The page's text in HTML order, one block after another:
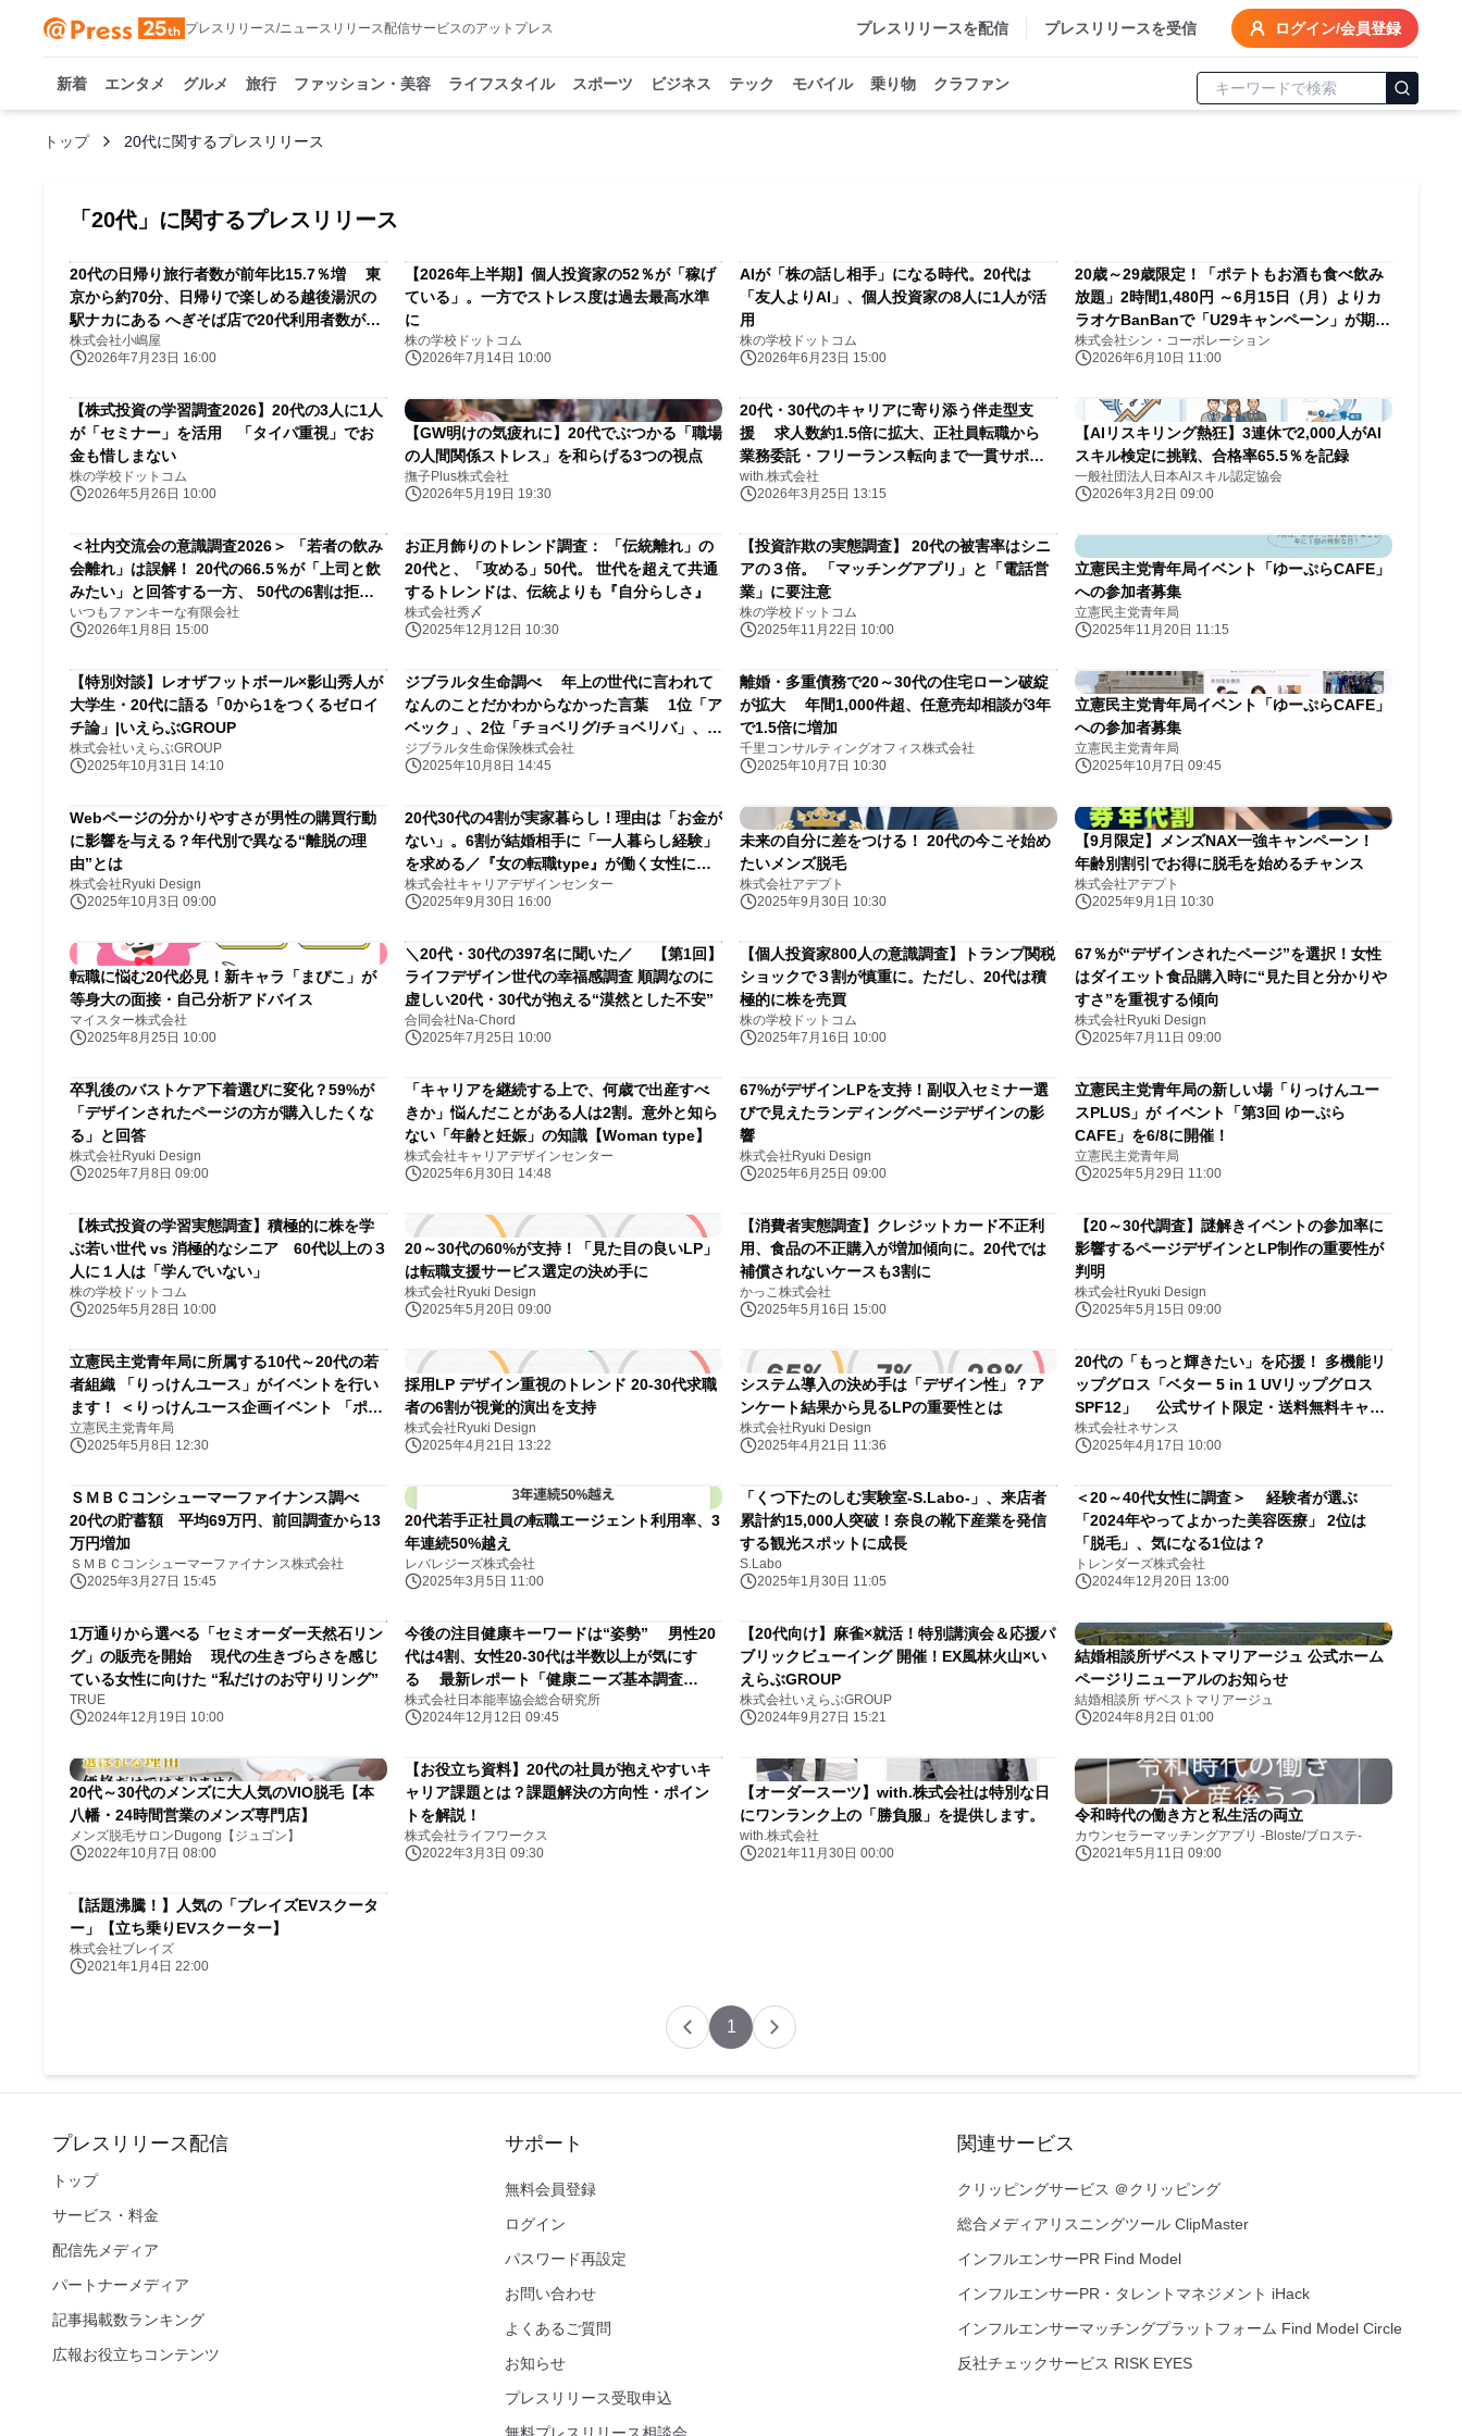
プレスリリース/ニュースリリース配信サービスのアットプレス プレスリリースを配信 プレスリリースを受信 ログイン/会員登録
新着 エンタメ グルメ 旅行 ファッション・美容 ライフスタイル スポーツ ビジネス テック モバイル 乗り物 クラファン
トップ 20代に関するプレスリリース
「 20代 」に関するプレスリリース
20代の日帰り旅行者数が前年比15.7％増 東
京から約70分、日帰りで楽しめる越後湯沢の
駅ナカにある へぎそば店で20代利用者数が前
年同月比222％に増加
株式会社小嶋屋
2026年7月23日 16:00
【2026年上半期】個人投資家の52％が「稼げ
ている」。一方でストレス度は過去最高水準
に
株の学校ドットコム
2026年7月14日 10:00
AIが「株の話し相手」になる時代。20代は
「友人よりAI」、個人投資家の8人に1人が活
用
株の学校ドットコム
2026年6月23日 15:00
20歳～29歳限定！「ポテトもお酒も食べ飲み
放題」2時間1,480円 ～6月15日（月）よりカ
ラオケBanBanで「U29キャンペーン」が期間
限定でスタート～
株式会社シン・コーポレーション
2026年6月10日 11:00
【株式投資の学習調査2026】20代の3人に1人
が「セミナー」を活用 「タイパ重視」でお
金も惜しまない
株の学校ドットコム
2026年5月26日 10:00
【GW明けの気疲れに】20代でぶつかる「職場
の人間関係ストレス」を和らげる3つの視点
撫子Plus株式会社
2026年5月19日 19:30
20代・30代のキャリアに寄り添う伴走型支
援 求人数約1.5倍に拡大、正社員転職から
業務委託・フリーランス転向まで一貫サポー
ト
with.株式会社
2026年3月25日 13:15
【AIリスキリング熱狂】3連休で2,000人がAI
スキル検定に挑戦、合格率65.5％を記録
一般社団法人日本AIスキル認定協会
2026年3月2日 09:00
＜社内交流会の意識調査2026＞ 「若者の飲み
会離れ」は誤解！ 20代の66.5％が「上司と飲
みたい」と回答する一方、 50代の6割は拒絶
反応を示す『逆転現象』の実態
いつもファンキーな有限会社
2026年1月8日 15:00
お正月飾りのトレンド調査： 「伝統離れ」の
20代と、「攻める」50代。 世代を超えて共通
するトレンドは、伝統よりも『自分らしさ』
株式会社秀〆
2025年12月12日 10:30
【投資詐欺の実態調査】 20代の被害率はシニ
アの３倍。 「マッチングアプリ」と「電話営
業」に要注意
株の学校ドットコム
2025年11月22日 10:00
立憲民主党青年局イベント「ゆーぷらCAFE」
への参加者募集
立憲民主党青年局
2025年11月20日 11:15
【特別対談】レオザフットボール×影山秀人が
大学生・20代に語る「0から1をつくるゼロイ
チ論」|いえらぶGROUP
株式会社いえらぶGROUP
2025年10月31日 14:10
ジブラルタ生命調べ 年上の世代に言われて
なんのことだかわからなかった言葉 1位「ア
ベック」、2位「チョベリグ/チョベリバ」、 3
位「ナウい」
ジブラルタ生命保険株式会社
2025年10月8日 14:45
離婚・多重債務で20～30代の住宅ローン破綻
が拡大 年間1,000件超、任意売却相談が3年
で1.5倍に増加
千里コンサルティングオフィス株式会社
2025年10月7日 10:30
立憲民主党青年局イベント「ゆーぷらCAFE」
への参加者募集
立憲民主党青年局
2025年10月7日 09:45
Webページの分かりやすさが男性の購買行動
に影響を与える？年代別で異なる“離脱の理
由”とは
株式会社Ryuki Design
2025年10月3日 09:00
20代30代の4割が実家暮らし！理由は「お金が
ない」。6割が結婚相手に「一人暮らし経験」
を求める／『女の転職type』が働く女性にア
ンケート【第113回】
株式会社キャリアデザインセンター
2025年9月30日 16:00
未来の自分に差をつける！ 20代の今こそ始め
たいメンズ脱毛
株式会社アデプト
2025年9月30日 10:30
【9月限定】メンズNAX一強キャンペーン！
年齢別割引でお得に脱毛を始めるチャンス
株式会社アデプト
2025年9月1日 10:30
転職に悩む20代必見！新キャラ「まぴこ」が
等身大の面接・自己分析アドバイス
マイスター株式会社
2025年8月25日 10:00
＼20代・30代の397名に聞いた／ 【第1回】
ライフデザイン世代の幸福感調査 順調なのに
虚しい20代・30代が抱える“漠然とした不安”
合同会社Na-Chord
2025年7月25日 10:00
【個人投資家800人の意識調査】トランプ関税
ショックで３割が慎重に。ただし、20代は積
極的に株を売買
株の学校ドットコム
2025年7月16日 10:00
67％が“デザインされたページ”を選択！女性
はダイエット食品購入時に“見た目と分かりや
すさ”を重視する傾向
株式会社Ryuki Design
2025年7月11日 09:00
卒乳後のバストケア下着選びに変化？59%が
「デザインされたページの方が購入したくな
る」と回答
株式会社Ryuki Design
2025年7月8日 09:00
「キャリアを継続する上で、何歳で出産すべ
きか」悩んだことがある人は2割。意外と知ら
ない「年齢と妊娠」の知識【Woman type】
株式会社キャリアデザインセンター
2025年6月30日 14:48
67%がデザインLPを支持！副収入セミナー選
びで見えたランディングページデザインの影
響
株式会社Ryuki Design
2025年6月25日 09:00
立憲民主党青年局の新しい場「りっけんユー
スPLUS」が イベント「第3回 ゆーぷら
CAFE」を6/8に開催！
立憲民主党青年局
2025年5月29日 11:00
【株式投資の学習実態調査】積極的に株を学
ぶ若い世代 vs 消極的なシニア 60代以上の３
人に１人は「学んでいない」
株の学校ドットコム
2025年5月28日 10:00
20～30代の60%が支持！「見た目の良いLP」
は転職支援サービス選定の決め手に
株式会社Ryuki Design
2025年5月20日 09:00
【消費者実態調査】クレジットカード不正利
用、食品の不正購入が増加傾向に。20代では
補償されないケースも3割に
かっこ株式会社
2025年5月16日 15:00
【20～30代調査】謎解きイベントの参加率に
影響するページデザインとLP制作の重要性が
判明
株式会社Ryuki Design
2025年5月15日 09:00
立憲民主党青年局に所属する10代～20代の若
者組織 「りっけんユース」がイベントを行い
ます！ ＜りっけんユース企画イベント 「ポリ
フェス2025」への参加者募集＞
立憲民主党青年局
2025年5月8日 12:30
採用LP デザイン重視のトレンド 20-30代求職
者の6割が視覚的演出を支持
株式会社Ryuki Design
2025年4月21日 13:22
システム導入の決め手は「デザイン性」？ア
ンケート結果から見るLPの重要性とは
株式会社Ryuki Design
2025年4月21日 11:36
20代の「もっと輝きたい」を応援！ 多機能リ
ップグロス「ベター 5 in 1 UVリップグロス
SPF12」 公式サイト限定・送料無料キャン
ペーンを4月17日から実施
株式会社ネサンス
2025年4月17日 10:00
ＳＭＢＣコンシューマーファイナンス調べ
20代の貯蓄額 平均69万円、前回調査から13
万円増加
ＳＭＢＣコンシューマーファイナンス株式会社
2025年3月27日 15:45
20代若手正社員の転職エージェント利用率、3
年連続50%越え
レバレジーズ株式会社
2025年3月5日 11:00
「くつ下たのしむ実験室-S.Labo-」、来店者
累計約15,000人突破！奈良の靴下産業を発信
する観光スポットに成長
S.Labo
2025年1月30日 11:05
＜20～40代女性に調査＞ 経験者が選ぶ
「2024年やってよかった美容医療」 2位は
「脱毛」、気になる1位は？
トレンダーズ株式会社
2024年12月20日 13:00
1万通りから選べる「セミオーダー天然石リン
グ」の販売を開始 現代の生きづらさを感じ
ている女性に向けた “私だけのお守りリング”
TRUE
2024年12月19日 10:00
今後の注目健康キーワードは“姿勢” 男性20
代は4割、女性20-30代は半数以上が気にす
る 最新レポート「健康ニーズ基本調査
2024」を発表
株式会社日本能率協会総合研究所
2024年12月12日 09:45
【20代向け】麻雀×就活！特別講演会＆応援パ
ブリックビューイング 開催！EX風林火山×い
えらぶGROUP
株式会社いえらぶGROUP
2024年9月27日 15:21
結婚相談所ザベストマリアージュ 公式ホーム
ページリニューアルのお知らせ
結婚相談所 ザベストマリアージュ
2024年8月2日 01:00
20代～30代のメンズに大人気のVIO脱毛【本
八幡・24時間営業のメンズ専門店】
メンズ脱毛サロンDugong【ジュゴン】
2022年10月7日 08:00
【お役立ち資料】20代の社員が抱えやすいキ
ャリア課題とは？課題解決の方向性・ポイン
トを解説！
株式会社ライフワークス
2022年3月3日 09:30
【オーダースーツ】with.株式会社は特別な日
にワンランク上の「勝負服」を提供します。
with.株式会社
2021年11月30日 00:00
令和時代の働き方と私生活の両立
カウンセラーマッチングアプリ -Bloste/ブロステ-
2021年5月11日 09:00
【話題沸騰！】人気の「ブレイズEVスクータ
ー」【立ち乗りEVスクーター】
株式会社ブレイズ
2021年1月4日 22:00
1
プレスリリース配信
トップ
サービス・料金
配信先メディア
パートナーメディア
記事掲載数ランキング
広報お役立ちコンテンツ
サポート
無料会員登録
ログイン
パスワード再設定
お問い合わせ
よくあるご質問
お知らせ
プレスリリース受取申込
関連サービス
クリッピングサービス ＠クリッピング
総合メディアリスニングツール ClipMaster
インフルエンサーPR Find Model
インフルエンサーPR・タレントマネジメント iHack
インフルエンサーマッチングプラットフォーム Find Model Circle
反社チェックサービス RISK EYES